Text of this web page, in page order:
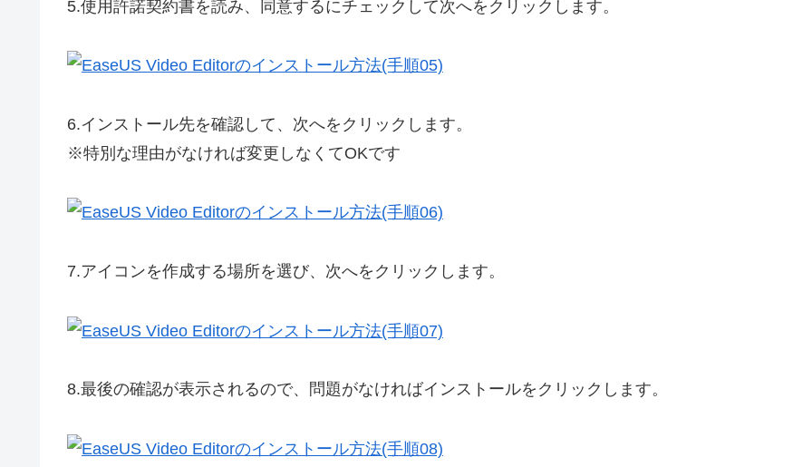
5.使用許諾契約書を読み、同意するにチェックして次へをクリックします。
6.インストール先を確認して、次へをクリックします。
※特別な理由がなければ変更しなくてOKです
7.アイコンを作成する場所を選び、次へをクリックします。
8.最後の確認が表示されるので、問題がなければインストールをクリックします。